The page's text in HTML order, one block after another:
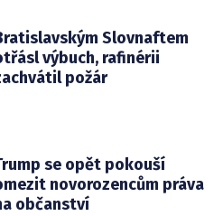
Slovnaftem
výbuch, rafinérii
požár
se opět pokouší
novorozencům práva
občanství